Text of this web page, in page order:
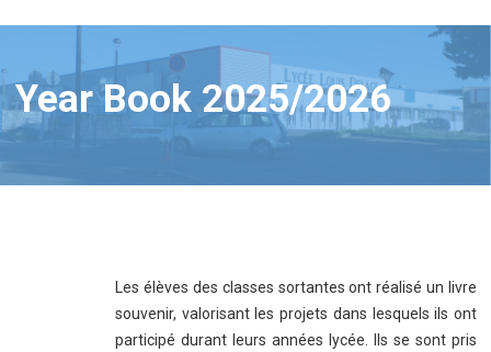
Year Book 2025/2026
Les élèves des classes sortantes ont réalisé un livre
souvenir, valorisant les projets dans lesquels ils ont
participé durant leurs années lycée. Ils se sont pris